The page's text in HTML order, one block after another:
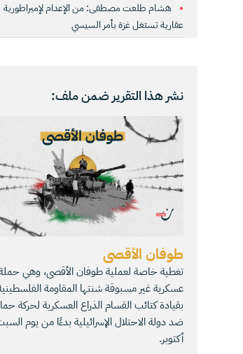
هشام طلعت مصطفى: من الإعدام لإمبراطورية
عقارية تستغل غزة بأمر السيسي
نشر هذا التقرير ضمن ملف:
طوفان الأقصى
تغطية خاصة لعملية طوفان الأقصى، وهي
عسكرية غير مسبوقة شنتها المقاومة
بقيادة كتائب القسام الذراع العسكرية لحركة
أكتوبر.